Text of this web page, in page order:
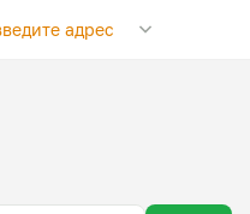
адрес